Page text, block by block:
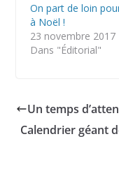
On part de loin
à Noël !
23 novembre 2017
Dans "Éditorial"
Un temps
Calendrier géant